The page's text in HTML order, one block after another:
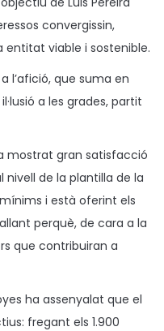
convergissin,
entitat viable i sostenible.
l’afició, que suma en
a les grades, partit
mostrat gran satisfacció
de la plantilla de la
i està oferint els
perquè, de cara a la
que contribuiran a
ha assenyalat que el
fregant els 1.900